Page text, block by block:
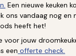
Een nieuwe keuken
ons vandaag nog en
heeft het!
voor jouw
een offerte check.